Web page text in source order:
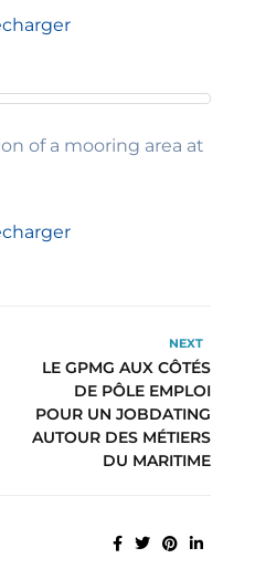
of a mooring area at
NEXT
LE GPMG AUX CÔTÉS
DE PÔLE EMPLOI
POUR UN JOBDATING
AUTOUR DES MÉTIERS
DU MARITIME